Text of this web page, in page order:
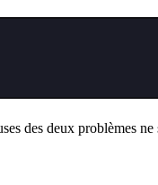
des deux problèmes ne